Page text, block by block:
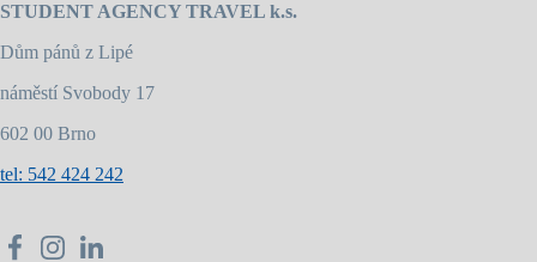
STUDENT AGENCY TRAVEL k.s.
Dům pánů z Lipé
náměstí Svobody 17
602 00 Brno
tel: 542 424 242